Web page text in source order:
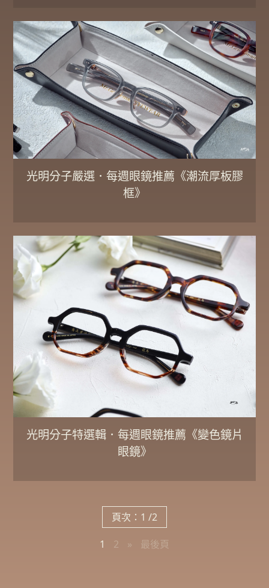
光明分子嚴選．每週眼鏡推薦《潮流厚板膠
框》
光明分子特選輯．每週眼鏡推薦《變色鏡片
眼鏡》
頁次：1 /2
1 2 » 最後頁